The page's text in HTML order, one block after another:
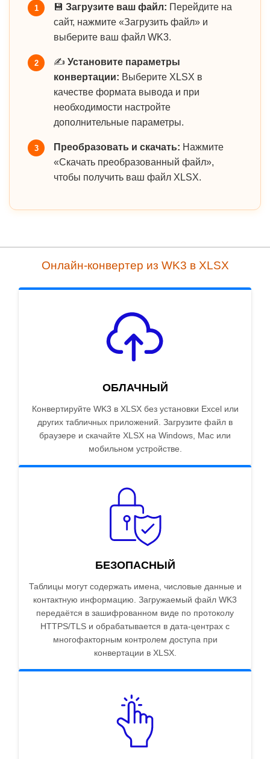
1 💾 Загрузите ваш файл: Перейдите на
сайт, нажмите «Загрузить файл» и
выберите ваш файл WK3.
2 ✍️ Установите параметры
конвертации: Выберите XLSX в
качестве формата вывода и при
необходимости настройте
дополнительные параметры.
3 Преобразовать и скачать: Нажмите
«Скачать преобразованный файл»,
чтобы получить ваш файл XLSX.
Онлайн-конвертер из WK3 в XLSX
ОБЛАЧНЫЙ
Конвертируйте WK3 в XLSX без установки Excel или
других табличных приложений. Загрузите файл в
браузере и скачайте XLSX на Windows, Mac или
мобильном устройстве.
БЕЗОПАСНЫЙ
Таблицы могут содержать имена, числовые данные и
контактную информацию. Загружаемый файл WK3
передаётся в зашифрованном виде по протоколу
HTTPS/TLS и обрабатывается в дата-центрах с
многофакторным контролем доступа при
конвертации в XLSX.